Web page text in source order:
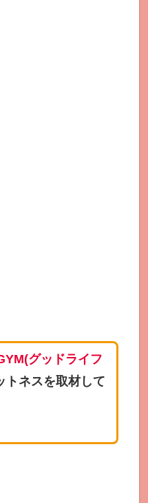
グッドライフ
トネスを取材して